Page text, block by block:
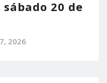
20 de
2026